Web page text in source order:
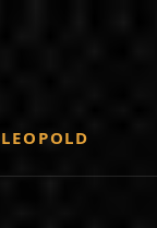
LEOPOLD